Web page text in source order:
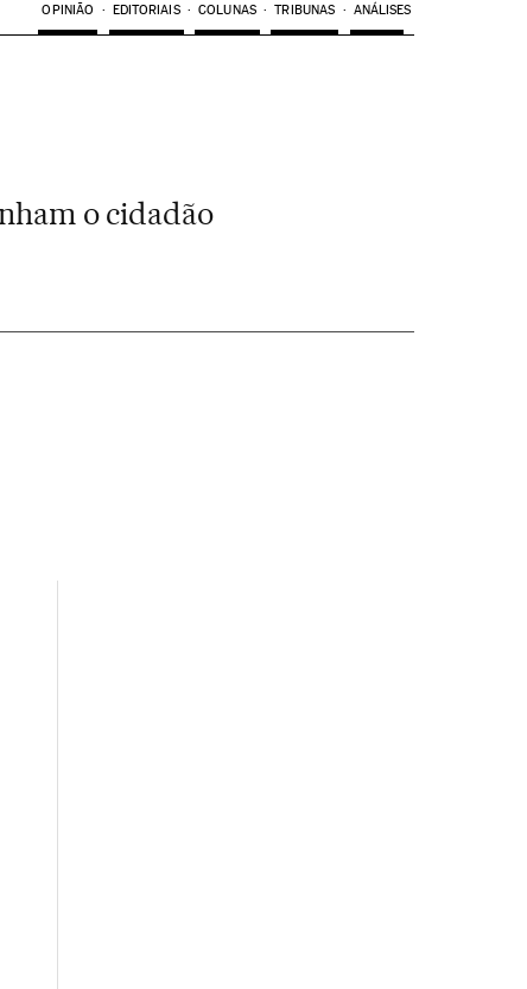
OPINIÃO EDITORIAIS COLUNAS TRIBUNAS ANÁLISES
o cidadão